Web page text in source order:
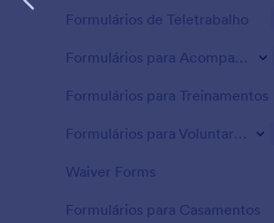
Formulários de Teletrabalho
Formulários para Acompanhamento
Formulários para Treinamentos
Formulários para Voluntariado
Waiver Forms
Formulários para Casamentos